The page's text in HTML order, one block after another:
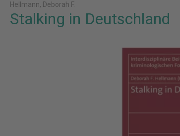
Hellmann, Deborah F.
Stalking in Deutschland